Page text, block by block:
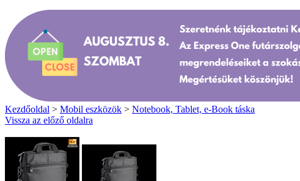
Kezdőoldal > Mobil eszközök > Notebook, Tablet, e-Book táska
Vissza az előző oldalra